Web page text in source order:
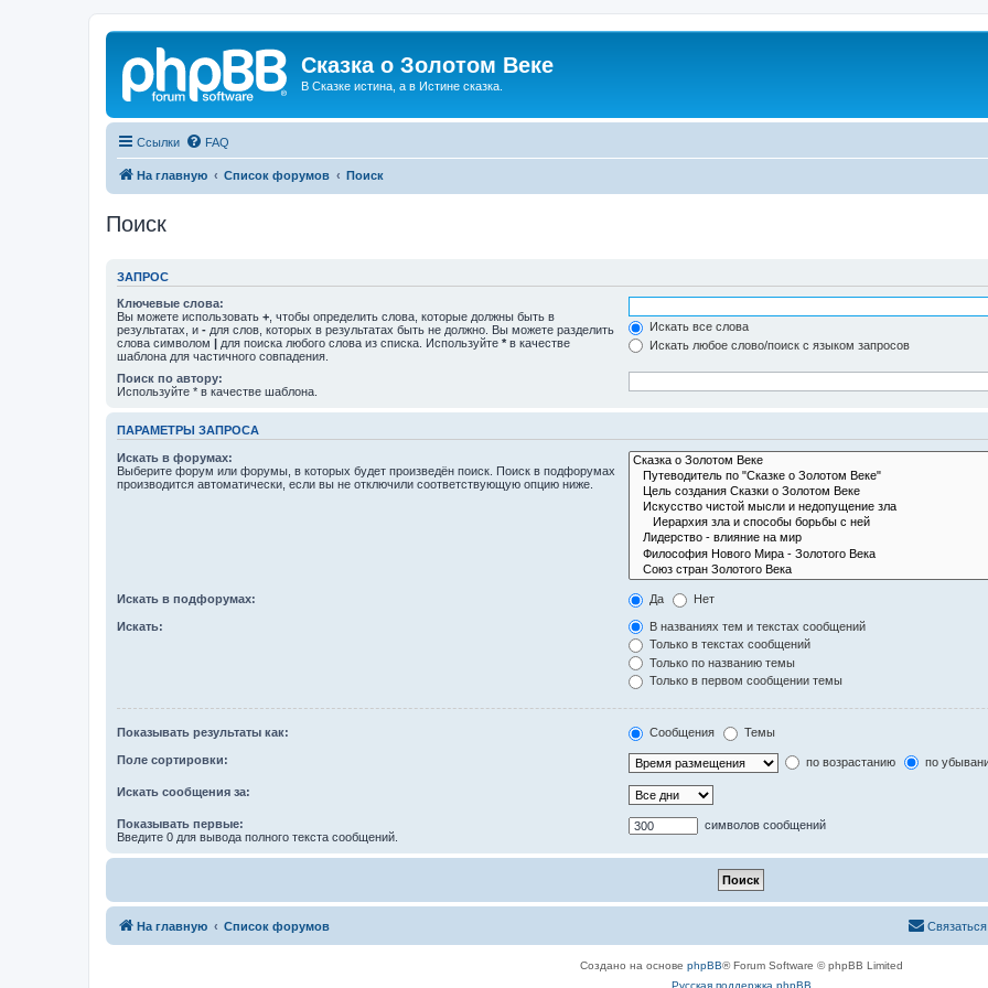
Сказка о Золотом Веке
В Сказке истина, а в Истине сказка.
Ссылки FAQ
На главную Список форумов Поиск
Поиск
ЗАПРОС
Ключевые слова:
Вы можете использовать + , чтобы определить слова, которые должны быть в
результатах, и - для слов, которых в результатах быть не должно. Вы можете разделить
слова символом | для поиска любого слова из списка. Используйте * в качестве
шаблона для частичного совпадения.
Искать все слова
Искать любое слово/поиск с языком запросов
Поиск по автору:
Используйте * в качестве шаблона.
ПАРАМЕТРЫ ЗАПРОСА
Искать в форумах:
Выберите форум или форумы, в которых будет произведён поиск. Поиск в подфорумах
производится автоматически, если вы не отключили соответствующую опцию ниже.
Искать в подфорумах: Да Нет
Искать:
В названиях тем и текстах сообщений
Только в текстах сообщений
Только по названию темы
Только в первом сообщении темы
Показывать результаты как: Сообщения Темы
Поле сортировки: по возрастанию по
Искать сообщения за:
Показывать первые:
Введите 0 для вывода полного текста сообщений.
символов сообщений
На главную Список форумов
Создано на основе phpBB® Forum Software © phpBB Limited
Русская поддержка phpBB